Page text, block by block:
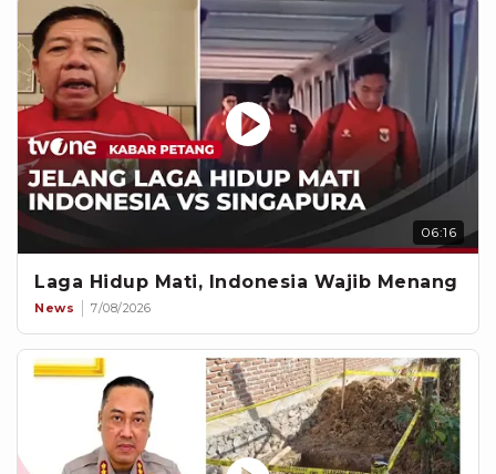
06:16
Laga Hidup Mati, Indonesia Wajib Menang
News 7/08/2026